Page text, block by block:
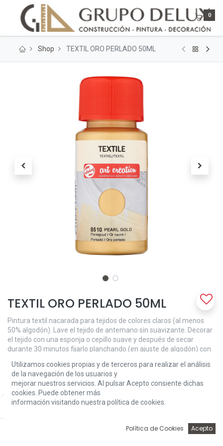
Price:
Add to Cart
0
Shop TEXTIL ORO PERLADO 50ML
TEXTIL ORO PERLADO 50ML
Pintura textil nacarada para tejidos de colores claros (al menos
50% algodón). Lave el tejido de antemano sin suavizante. Decorar
el tejido con una esponja o cepillo suave y después de secar
durante 30 minutos fijarlo planchando (en ajuste de algodón) con
planchar. Lavable a 40 ° C y apta para secadora después de la
fijación.
3,81€
Utilizamos cookies propias y de terceros para realizar el análisis
de la navegación de los usuarios y
mejorar nuestros servicios. Al pulsar Acepto consiente dichas
cookies. Puede obtener más
información visitando nuestra política de cookies.
Política de Cookies Acepto